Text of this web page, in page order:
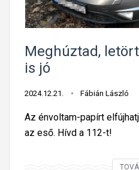
Meghúztad,
is jó
2024.12.21. Fábián László
Az énvoltam-papírt
az eső. Hívd a 112-t!